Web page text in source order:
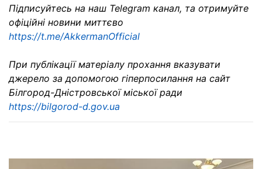
Підписуйтесь на наш Telegram канал, та отримуйте
офіційні новини миттєво
https://t.me/AkkermanOfficial
При публікації матеріалу прохання вказувати
джерело за допомогою гіперпосилання на сайт
Білгород-Дністровської міської ради
https://bilgorod-d.gov.ua